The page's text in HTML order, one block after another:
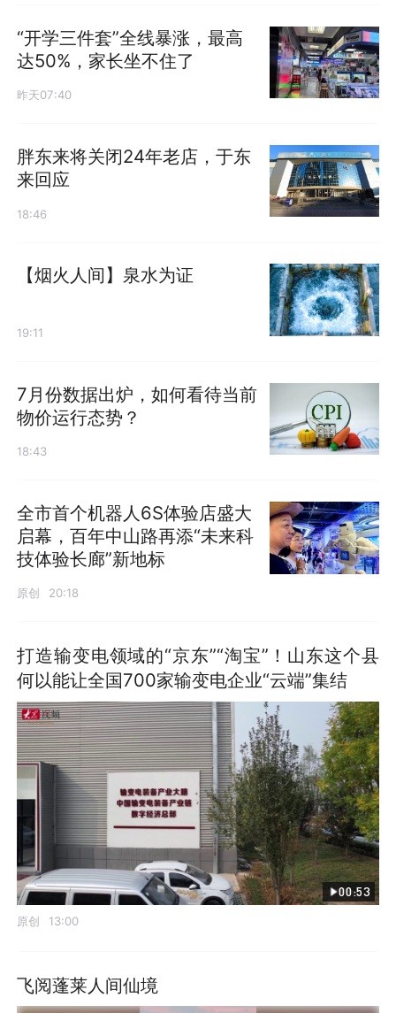
“开学三件套”全线暴涨，最高
达50%，家长坐不住了
昨天07:40
胖东来将关闭24年老店，于东
来回应
18:46
【烟火人间】泉水为证
19:11
7月份数据出炉，如何看待当前
物价运行态势？
18:43
全市首个机器人6S体验店盛大
启幕，百年中山路再添“未来科
技体验长廊”新地标
原创 20:18
打造输变电领域的“京东”“淘宝”！山东这个县
何以能让全国700家输变电企业“云端”集结
00:53
原创 13:00
飞阅蓬莱人间仙境